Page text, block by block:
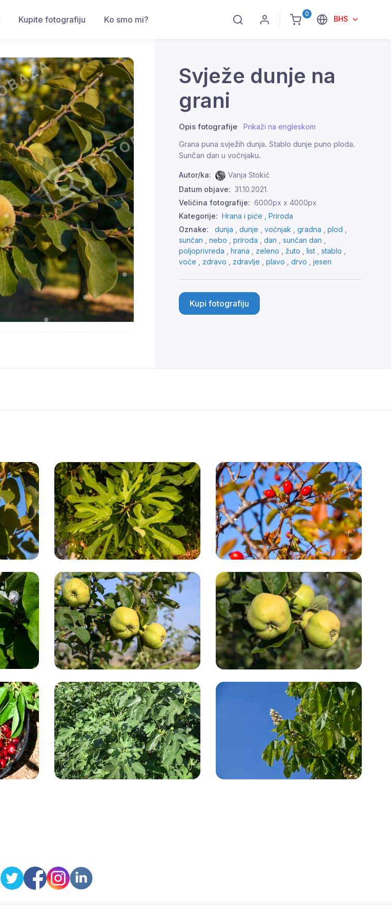
0
BHS
Kupite fotografiju Ko smo mi?
Svježe dunje na
grani
Opis fotografije Prikaži na engleskom
Grana puna svježih dunja. Stablo dunje puno ploda.
Sunčan dan u voćnjaku.
Autor/ka:
Vanja Stokić
Datum objave: 31.10.2021.
Veličina fotografije: 6000px x 4000px
Kategorije: Hrana i piće , Priroda
Oznake:
dunja , dunje , voćnjak , gradna , plod ,
sunčan , nebo , priroda , dan , sunčan dan ,
poljoprivreda , hrana , zeleno , žuto , list , stablo ,
voće , zdravo , zdravlje , plavo , drvo , jesen
Kupi fotografiju